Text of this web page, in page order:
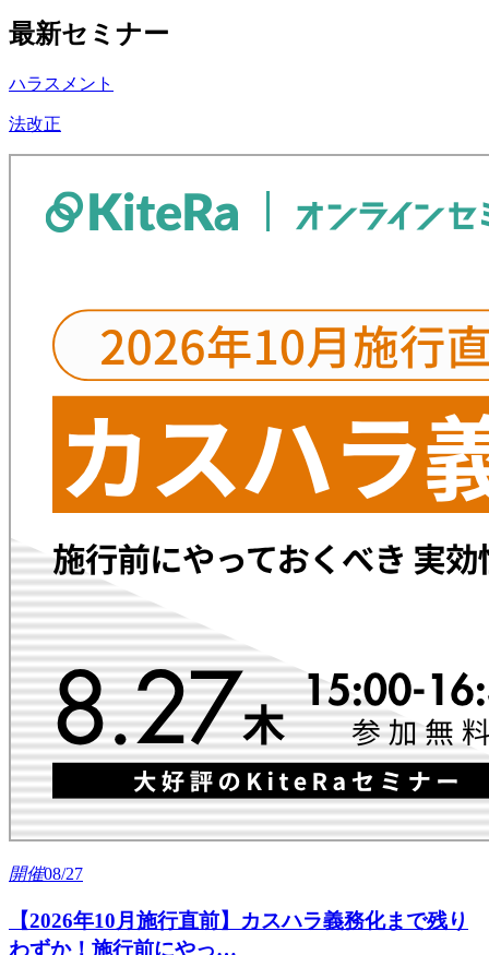
最新セミナー
ハラスメント
法改正
開催08/27
【2026年10月施行直前】カスハラ義務化まで残り
わずか！施行前にやっ…